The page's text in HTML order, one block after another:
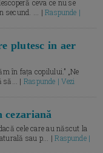
ceva ce nu se
secund. ... |Raspunde |
plutesc in aer
în fața copilului.” „Ne
să... | Raspunde | Vezi
cezariană
cele care au născut la
sau p... |Raspunde |